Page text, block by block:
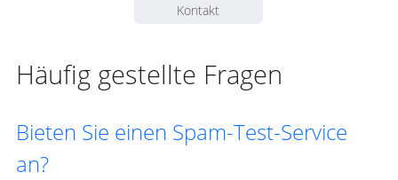
Kontakt
Häufig gestellte Fragen
Bieten Sie einen Spam-Test-Service
an?